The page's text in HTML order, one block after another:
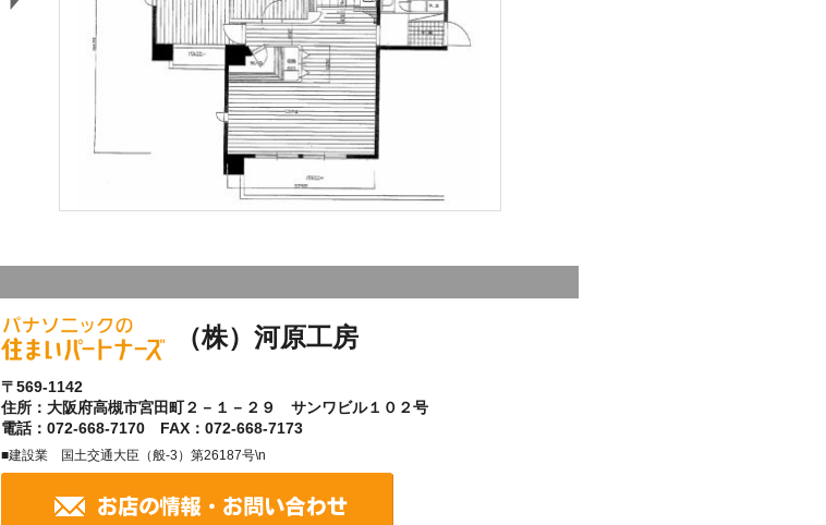
（株）河原工房
〒569-1142
住所：大阪府高槻市宮田町２－１－２９ サンワビル１０２号
電話：072-668-7170 FAX：072-668-7173
■建設業 国土交通大臣（般-3）第26187号\n